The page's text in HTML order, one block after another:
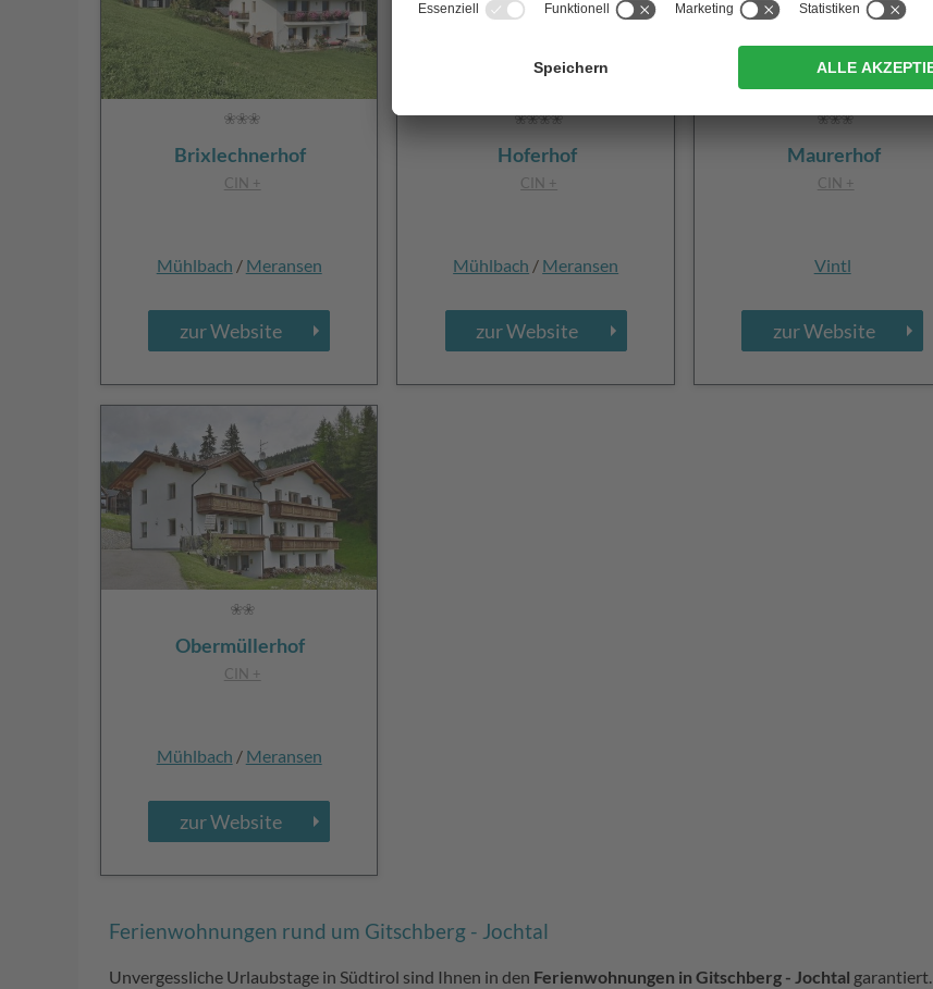
Brixlechnerhof
CIN +
Mühlbach / Meransen
zur Website
Hoferhof
CIN +
Mühlbach / Meransen
zur Website
Maurerhof
CIN +
Vintl
zur Website
Obermüllerhof
CIN +
Mühlbach / Meransen
zur Website
Ferienwohnungen rund um Gitschberg - Jochtal
Unvergessliche Urlaubstage in Südtirol sind Ihnen in den Ferienwohnungen in Gitschberg - Jochtal garantiert.